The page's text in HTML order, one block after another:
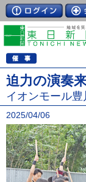
迫力の演奏
イオンモール
2025/04/06